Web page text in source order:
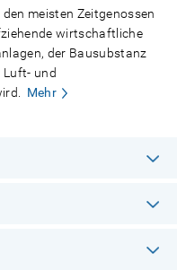
meisten Zeitgenossen
wirtschaftliche
der Bausubstanz
Luft- und
Mehr